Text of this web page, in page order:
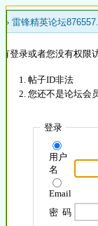
» 雷锋精英论坛
登录或者您没有权限
帖子ID非法
您还不是论坛会
登录
用户
名
Email
密 码